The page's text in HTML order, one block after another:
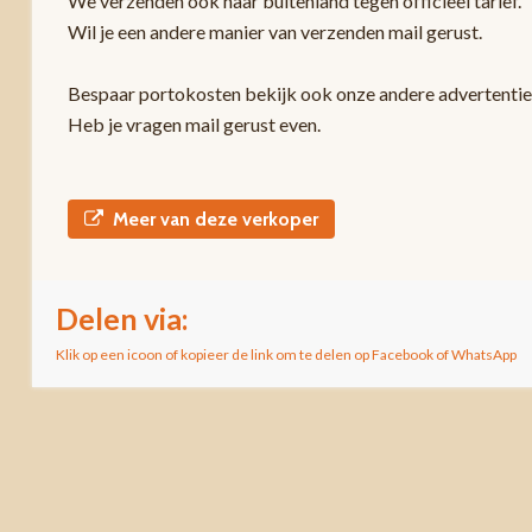
Wil je een andere manier van verzenden mail gerust.
Bespaar portokosten bekijk ook onze andere
Heb je vragen mail gerust even.
Meer van deze verkoper
Delen via:
Klik op een icoon of kopieer de link om te delen op Facebook of WhatsApp